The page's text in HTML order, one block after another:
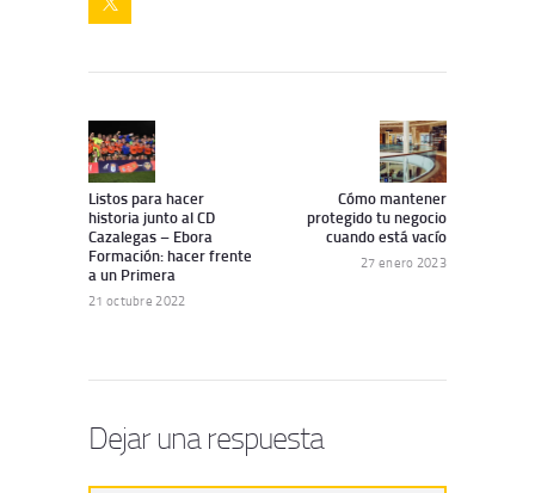
de
entradas
Listos para hacer
historia junto al CD
Cazalegas – Ebora
Formación: hacer frente
a un Primera
21 octubre 2022
Cómo mantener
protegido tu negocio
cuando está vacío
27 enero 2023
Dejar una respuesta